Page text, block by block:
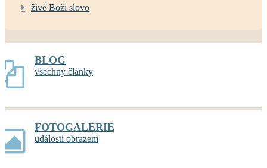
živé Boží slovo
BLOG
všechny články
FOTOGALERIE
události obrazem